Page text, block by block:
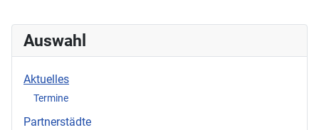
Auswahl
Aktuelles
Termine
Partnerstädte